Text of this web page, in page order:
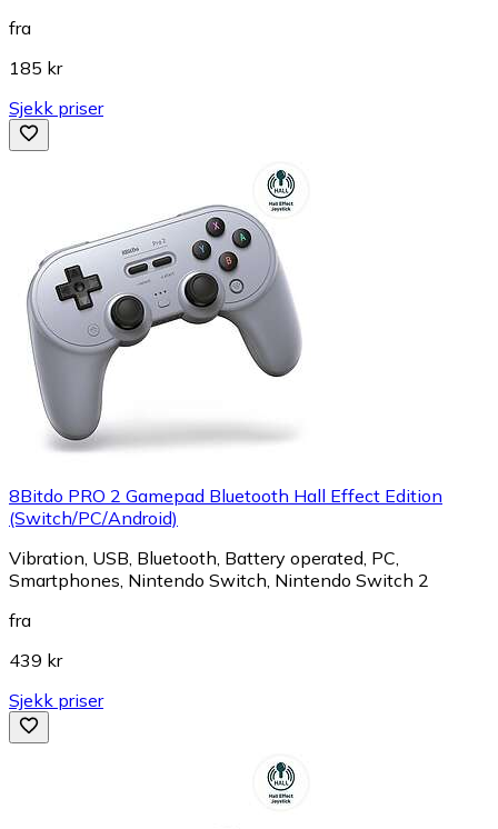
fra
185 kr
Sjekk priser
8Bitdo PRO 2 Gamepad Bluetooth Hall Effect Edition
(Switch/PC/Android)
Vibration, USB, Bluetooth, Battery operated, PC,
Smartphones, Nintendo Switch, Nintendo Switch 2
fra
439 kr
Sjekk priser